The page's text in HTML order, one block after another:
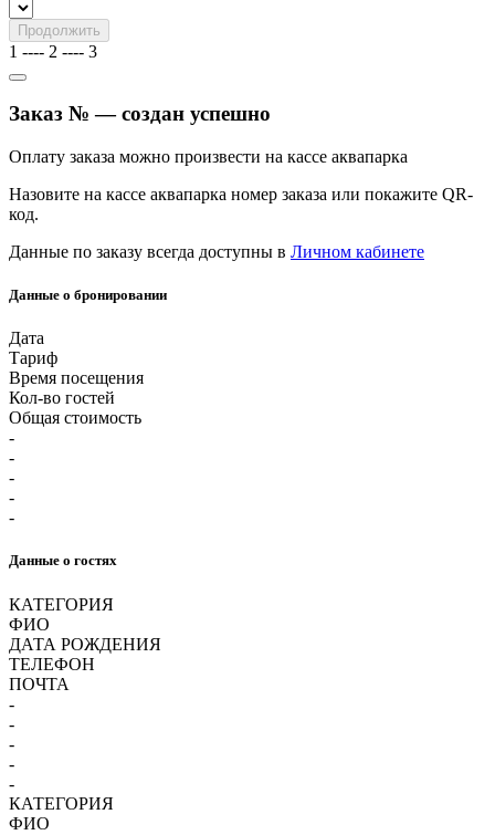
Продолжить
1 ---- 2 ---- 3
Заказ № — создан успешно
Оплату заказа можно произвести на кассе аквапарка
Назовите на кассе аквапарка номер заказа или покажите QR-
код.
Данные по заказу всегда доступны в Личном кабинете
Данные о бронировании
Дата
Тариф
Время посещения
Кол-во гостей
Общая стоимость
-
-
-
-
-
Данные о гостях
КАТЕГОРИЯ
ФИО
ДАТА РОЖДЕНИЯ
ТЕЛЕФОН
ПОЧТА
-
-
-
-
-
КАТЕГОРИЯ
ФИО